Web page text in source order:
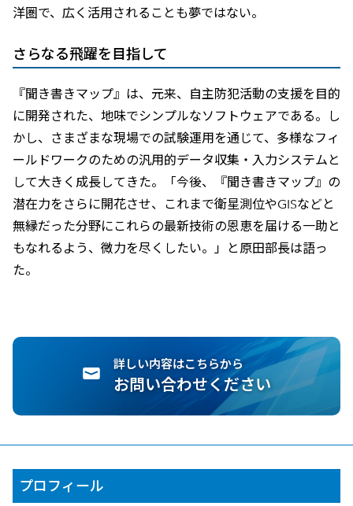
洋圏で、広く活用されることも夢ではない。
さらなる飛躍を目指して
『聞き書きマップ』は、元来、自主防犯活動の支援を目的
に開発された、地味でシンプルなソフトウェアである。し
かし、さまざまな現場での試験運用を通じて、多様なフィ
ールドワークのための汎用的データ収集・入力システムと
して大きく成長してきた。「今後、『聞き書きマップ』の
潜在力をさらに開花させ、これまで衛星測位やGISなどと
無縁だった分野にこれらの最新技術の恩恵を届ける一助と
もなれるよう、微力を尽くしたい。」と原田部長は語っ
た。
詳しい内容はこちらから
お問い合わせください
プロフィール